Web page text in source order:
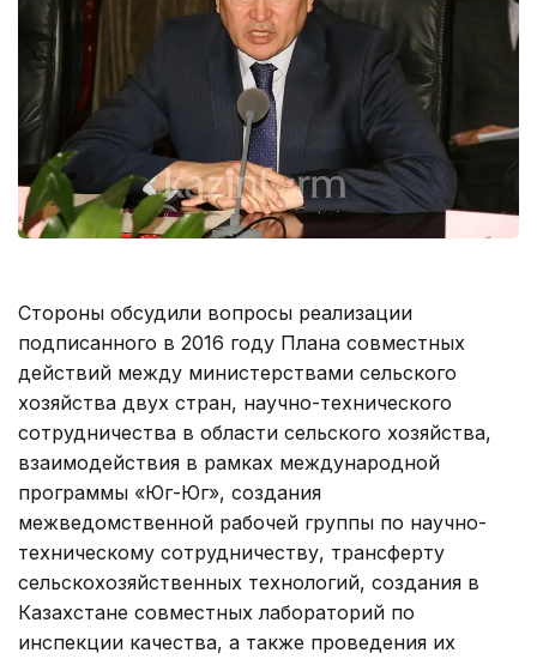
Стороны обсудили вопросы реализации
подписанного в 2016 году Плана совместных
действий между министерствами сельского
хозяйства двух стран, научно-технического
сотрудничества в области сельского хозяйства,
взаимодействия в рамках международной
программы «Юг-Юг», создания
межведомственной рабочей группы по научно-
техническому сотрудничеству, трансферту
сельскохозяйственных технологий, создания в
Казахстане совместных лабораторий по
инспекции качества, а также проведения их